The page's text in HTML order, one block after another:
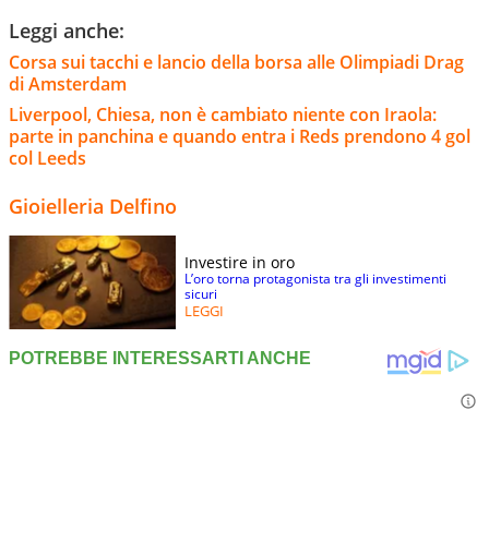
Leggi anche:
Corsa sui tacchi e lancio della borsa alle Olimpiadi Drag
di Amsterdam
Liverpool, Chiesa, non è cambiato niente con Iraola:
parte in panchina e quando entra i Reds prendono 4 gol
col Leeds
Gioielleria Delfino
Investire in oro
L’oro torna protagonista tra gli investimenti
sicuri
LEGGI